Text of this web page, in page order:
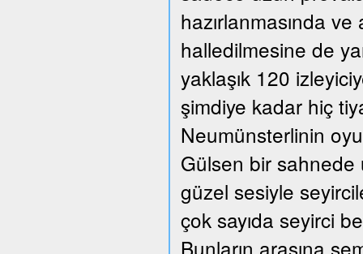
hazırlanmasında
halledilmesine de
yaklaşık 120
şimdiye kadar hiç
Neumünsterlinin
Gülsen bir sahnede
güzel sesiyle
çok sayıda seyirci
Bunların arasına